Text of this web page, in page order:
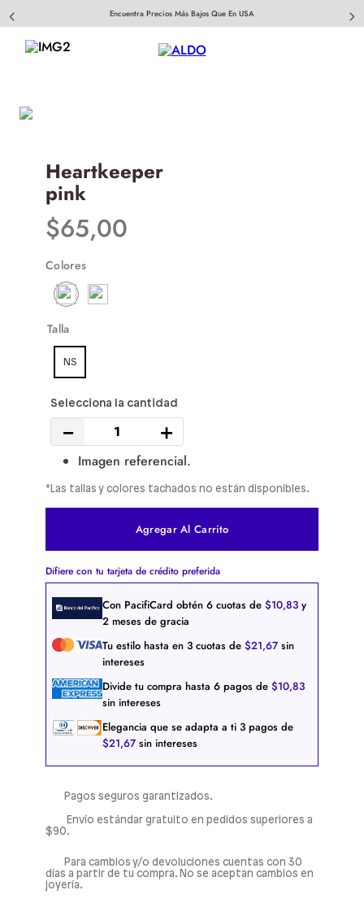
Encuentra Precios Más Bajos Que En USA
Heartkeeper
pink
$65,00
Colores
Talla
NS
＋
－
Imagen referencial.
*Las tallas y colores tachados no están disponibles.
Agregar Al Carrito
Difiere con tu tarjeta de crédito preferida
Con PacifiCard obtén 6 cuotas de $10,83 y
2 meses de gracia
Tu estilo hasta en 3 cuotas de $21,67 sin
intereses
Divide tu compra hasta 6 pagos de $10,83
sin intereses
Elegancia que se adapta a ti 3 pagos de
$21,67 sin intereses
Pagos seguros garantizados.
Envío estándar gratuito en pedidos superiores a
$90.
Para cambios y/o devoluciones cuentas con 30
días a partir de tu compra. No se aceptan cambios en
joyería.